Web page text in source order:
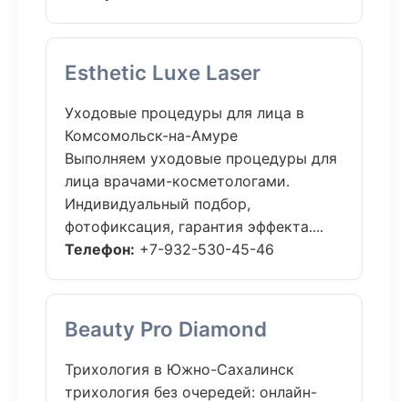
Esthetic Luxe Laser
Уходовые процедуры для лица в
Комсомольск-на-Амуре
Выполняем уходовые процедуры для
лица врачами-косметологами.
Индивидуальный подбор,
фотофиксация, гарантия эффекта....
Телефон: +7-932-530-45-46
Beauty Pro Diamond
Трихология в Южно-Сахалинск
трихология без очередей: онлайн-